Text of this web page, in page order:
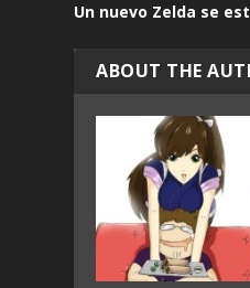
Un nuevo Zelda se
ABOUT THE